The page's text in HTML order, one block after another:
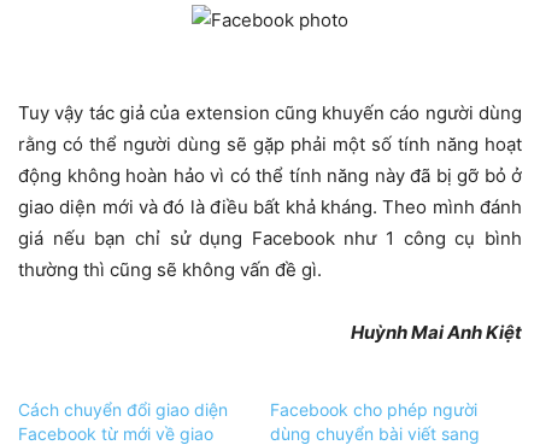
Tuy vậy tác giả của extension cũng khuyến cáo người dùng
rằng có thể người dùng sẽ gặp phải một số tính năng hoạt
động không hoàn hảo vì có thể tính năng này đã bị gỡ bỏ ở
giao diện mới và đó là điều bất khả kháng. Theo mình đánh
giá nếu bạn chỉ sử dụng Facebook như 1 công cụ bình
thường thì cũng sẽ không vấn đề gì.
Huỳnh Mai Anh Kiệt
Cách chuyển đổi giao diện
Facebook từ mới về giao
Facebook cho phép người
dùng chuyển bài viết sang